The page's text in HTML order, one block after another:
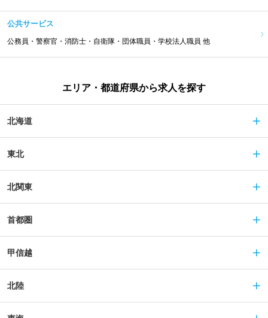
公共サービス
公務員・警察官・消防士・自衛隊・団体職員・学校法人職員 他
エリア・都道府県から求人を探す
北海道
東北
北関東
首都圏
甲信越
北陸